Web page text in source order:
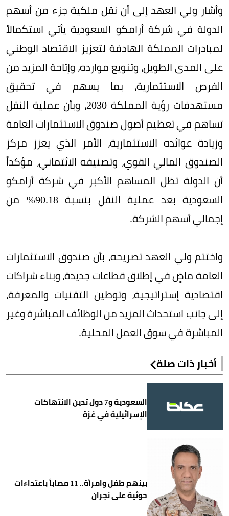
وأشار ولي العهد إلى أن نقل ملكية جزء من أسهم
الدولة في شركة أرامكو السعودية يأتي استكمالاً
لمبادرات المملكة الهادفة لتعزيز الاقتصاد الوطني
على المدى الطويل، وتنويع موارده، وإتاحة المزيد من
الفرص الاستثمارية، بما يسهم في تحقيق
مستهدفات رؤية المملكة 2030، وبأن عملية النقل
تساهم في تعظيم أصول صندوق الاستثمارات العامة
وزيادة عوائده الاستثمارية، الأمر الذي يعزز مركز
الصندوق المالي القوي، وتصنيفه الائتماني، مؤكداً
أن الدولة تظل المساهم الأكبر في شركة أرامكو
السعودية بعد عملية النقل بنسبة 90.18% من
إجمالي أسهم الشركة.
واختتم ولي العهد تصريحه، بأن صندوق الاستثمارات
العامة ماضٍ في إطلاق قطاعات جديدة، وبناء شراكات
اقتصادية إستراتيجية، وتوطين التقنيات والمعرفة،
إلى جانب استحداث المزيد من الوظائف المباشرة وغير
المباشرة في سوق العمل المحلية.
أخبار ذات صلة
السعودية و7 دول تدين الانتهاكات
الإسرائيلية في غزة
بينهم طفل وامرأة.. 11 مصاباً باعتداءات
حوثية على نجران